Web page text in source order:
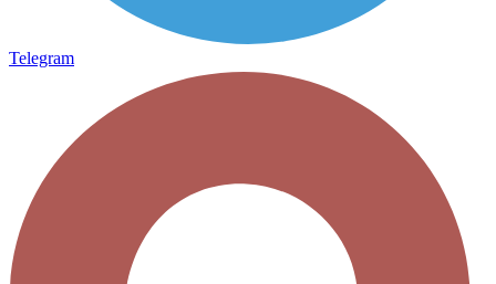
Telegram